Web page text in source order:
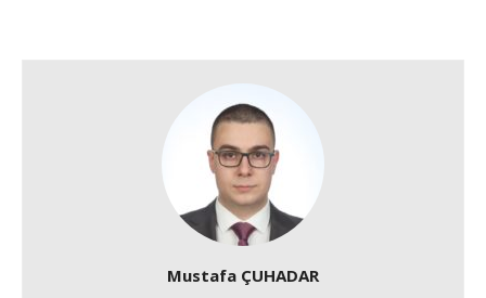
Mustafa ÇUHADAR